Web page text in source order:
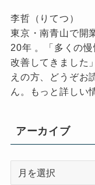
李哲（りてつ）
東京・南青山で開
20年 。「多くの
改善してきました
えの方、どうぞお
ん。もっと詳しい
アーカイブ